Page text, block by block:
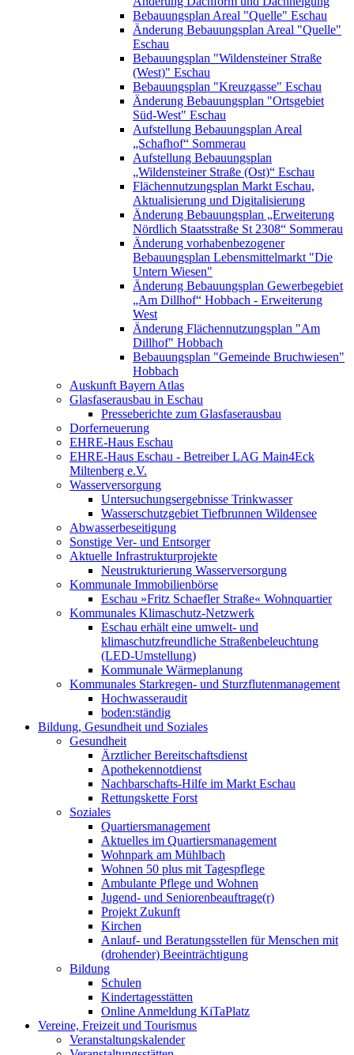
Bebauungsplan Areal "Quelle" Eschau
Änderung Bebauungsplan Areal "Quelle"
Eschau
Bebauungsplan "Wildensteiner Straße
(West)" Eschau
Bebauungsplan "Kreuzgasse" Eschau
Änderung Bebauungsplan "Ortsgebiet
Süd-West" Eschau
Aufstellung Bebauungsplan Areal
„Schafhof“ Sommerau
Aufstellung Bebauungsplan
„Wildensteiner Straße (Ost)“ Eschau
Flächennutzungsplan Markt Eschau,
Aktualisierung und Digitalisierung
Änderung Bebauungsplan „Erweiterung
Nördlich Staatsstraße St 2308“ Sommerau
Änderung vorhabenbezogener
Bebauungsplan Lebensmittelmarkt "Die
Untern Wiesen"
Änderung Bebauungsplan Gewerbegebiet
„Am Dillhof“ Hobbach - Erweiterung
West
Änderung Flächennutzungsplan "Am
Dillhof" Hobbach
Bebauungsplan "Gemeinde Bruchwiesen"
Hobbach
Auskunft Bayern Atlas
Glasfaserausbau in Eschau
Presseberichte zum Glasfaserausbau
Dorferneuerung
EHRE-Haus Eschau
EHRE-Haus Eschau - Betreiber LAG Main4Eck
Miltenberg e.V.
Wasserversorgung
Untersuchungsergebnisse Trinkwasser
Wasserschutzgebiet Tiefbrunnen Wildensee
Abwasserbeseitigung
Sonstige Ver- und Entsorger
Aktuelle Infrastrukturprojekte
Neustrukturierung Wasserversorgung
Kommunale Immobilienbörse
Eschau »Fritz Schaefler Straße« Wohnquartier
Kommunales Klimaschutz-Netzwerk
Eschau erhält eine umwelt- und
klimaschutzfreundliche Straßenbeleuchtung
(LED-Umstellung)
Kommunale Wärmeplanung
Kommunales Starkregen- und Sturzflutenmanagement
Hochwasseraudit
boden:ständig
Bildung, Gesundheit und Soziales
Gesundheit
Ärztlicher Bereitschaftsdienst
Apothekennotdienst
Nachbarschafts-Hilfe im Markt Eschau
Rettungskette Forst
Soziales
Quartiersmanagement
Aktuelles im Quartiersmanagement
Wohnpark am Mühlbach
Wohnen 50 plus mit Tagespflege
Ambulante Pflege und Wohnen
Jugend- und Seniorenbeauftrage(r)
Projekt Zukunft
Kirchen
Anlauf- und Beratungsstellen für Menschen mit
(drohender) Beeinträchtigung
Bildung
Schulen
Kindertagesstätten
Online Anmeldung KiTaPlatz
Vereine, Freizeit und Tourismus
Veranstaltungskalender